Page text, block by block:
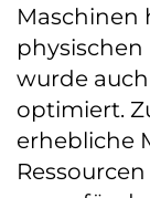
Maschinen
physischen
wurde
optimiert.
erhebliche